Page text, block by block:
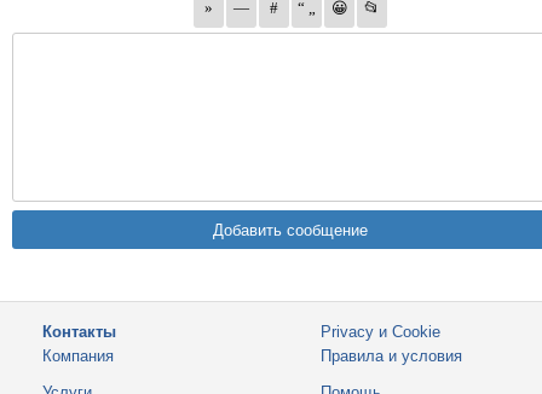
Контакты
Компания
Privacy и Cookie
Правила и условия